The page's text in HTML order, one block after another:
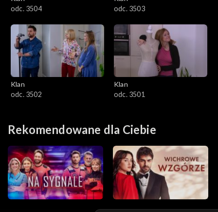
odc. 3504
odc. 3503
Klan
odc. 3502
Klan
odc. 3501
Rekomendowane dla Ciebie